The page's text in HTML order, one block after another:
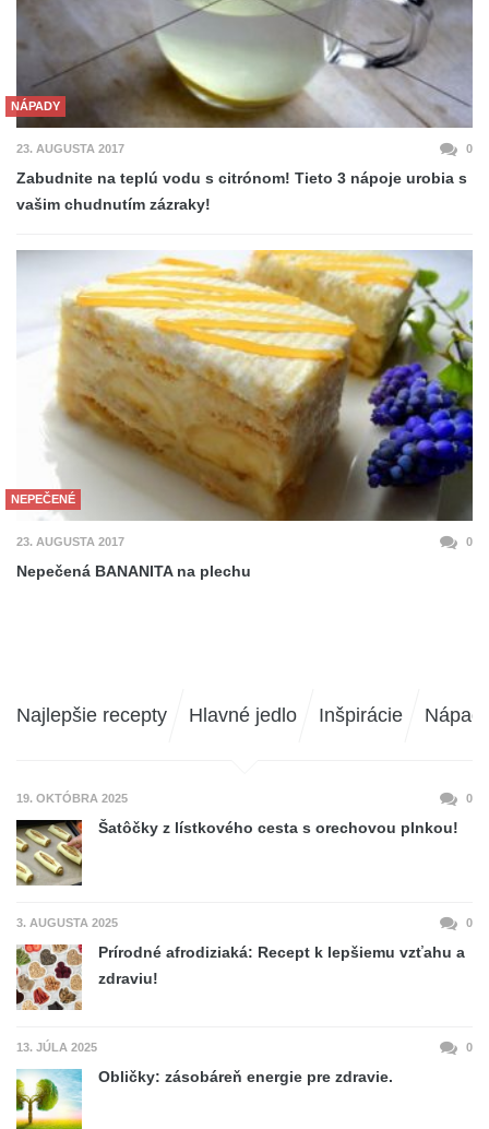
NÁPADY
23. AUGUSTA 2017 0
Zabudnite na teplú vodu s citrónom! Tieto 3 nápoje urobia s
vašim chudnutím zázraky!
NEPEČENÉ
23. AUGUSTA 2017 0
Nepečená BANANITA na plechu
Najlepšie recepty Hlavné jedlo Inšpirácie
19. OKTÓBRA 2025 0
Šatôčky z lístkového cesta s orechovou plnkou!
3. AUGUSTA 2025 0
Prírodné afrodiziaká: Recept k lepšiemu vzťahu a
zdraviu!
13. JÚLA 2025 0
Obličky: zásobáreň energie pre zdravie.